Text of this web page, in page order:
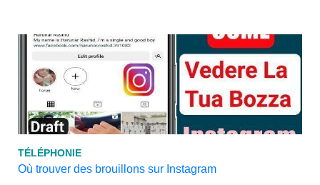
TÉLÉPHONIE
Où trouver des brouillons sur Instagram